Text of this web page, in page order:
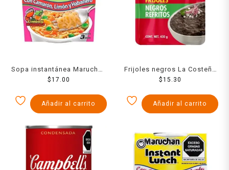
Sopa instantánea Maruchan
Instant Lunch con camarón
$17.00
Añadir al carrito
Frijoles negros La Costeña
refritos en bolsa 430 g
$15.30
Añadir al carrito